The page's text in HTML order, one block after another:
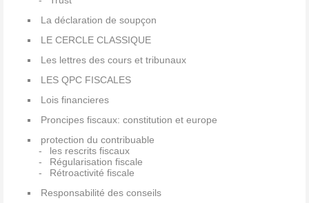
La déclaration de soupçon
LE CERCLE CLASSIQUE
Les lettres des cours et tribunaux
LES QPC FISCALES
Lois financieres
Proncipes fiscaux: constitution et europe
protection du contribuable
les rescrits fiscaux
Régularisation fiscale
Rétroactivité fiscale
Responsabilité des conseils